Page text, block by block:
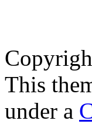
This
under a